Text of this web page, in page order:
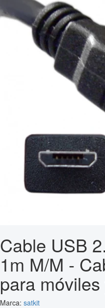
Cable USB
1m M/M -
para
Marca: satkit